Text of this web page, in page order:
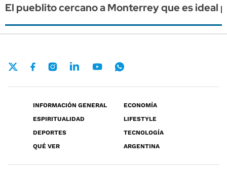
El pueblito cercano a Monterrey que es ideal
INFORMACIÓN GENERAL
ECONOMÍA
ESPIRITUALIDAD
LIFESTYLE
DEPORTES
TECNOLOGÍA
QUÉ VER
ARGENTINA